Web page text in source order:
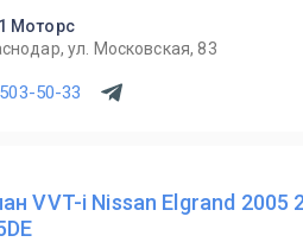
Моторс
ул. Московская, 83
50-33
VVT-i Nissan Elgrand 2005